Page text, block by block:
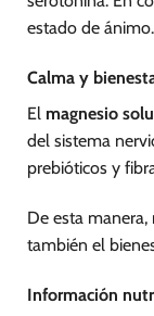
estado de ánimo.
Calma y
El magnesio
del sistema
prebióticos y
De esta
también el
Información